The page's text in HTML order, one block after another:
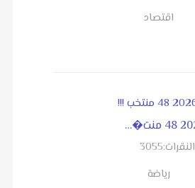
اقتصاد
النقرات:3055
رياضة